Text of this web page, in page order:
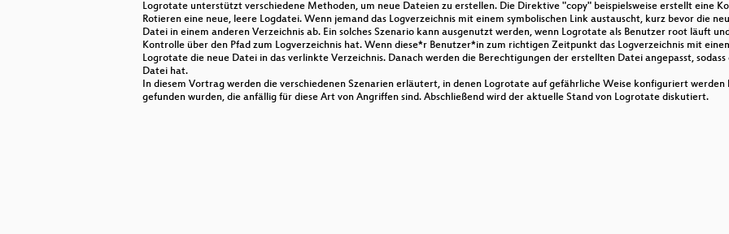
Best-of Digitalzwangmelder
Das Fediverse steht für Vielfalt nicht für Einfalt
Erklärhaj baut eine Uhr
Logrotate unterstützt verschiedene Methoden, um neue Dateien zu erstellen. Die Direktive "copy" beispielsweise erstellt eine
Rotieren eine neue, leere Logdatei. Wenn jemand das Logverzeichnis mit einem symbolischen Link austauscht, kurz bevor die
Datei in einem anderen Verzeichnis ab. Ein solches Szenario kann ausgenutzt werden, wenn Logrotate als Benutzer root läuft
Kontrolle über den Pfad zum Logverzeichnis hat. Wenn diese*r Benutzer*in zum richtigen Zeitpunkt das Logverzeichnis mit
Logrotate die neue Datei in das verlinkte Verzeichnis. Danach werden die Berechtigungen der erstellten Datei angepasst,
Datei hat.
In diesem Vortrag werden die verschiedenen Szenarien erläutert, in denen Logrotate auf gefährliche Weise konfiguriert
gefunden wurden, die anfällig für diese Art von Angriffen sind. Abschließend wird der aktuelle Stand von Logrotate diskutiert.